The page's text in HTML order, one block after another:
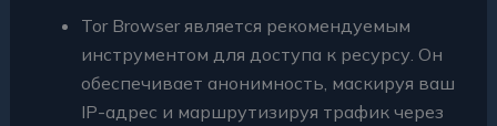
Tor Browser является рекомендуемым
инструментом для доступа к ресурсу. Он
обеспечивает анонимность, маскируя ваш
IP-адрес и маршрутизируя трафик через